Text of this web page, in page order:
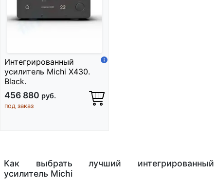
Интегрированный
усилитель Michi X430.
Black.
456 880 руб.
под заказ
Как выбрать лучший интегрированный
усилитель Michi